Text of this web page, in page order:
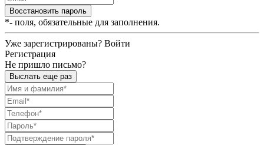
Восстановить пароль
*- поля, обязательные для заполнения.
Уже зарегистрированы? Войти
Регистрация
Не пришло письмо?
Выслать еще раз